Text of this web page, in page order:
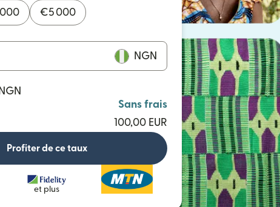
000 €5 000
NGN
Sans frais
100,00 EUR
Profiter de ce taux
et plus